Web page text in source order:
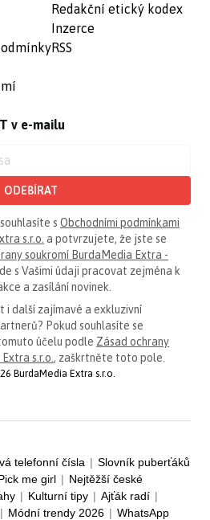
Redakční etický kodex
Inzerce
RSS
v e-mailu
ODEBÍRAT
s Obchodními podmínkami
s.r.o. a potvrzujete, že jste se
soukromí BurdaMedia Extra -
s Vašimi údaji pracovat zejména k
a zasílání novinek.
i další zajímavé a exkluzivní
Pokud souhlasíte se
účelu podle Zásad ochrany
s.r.o. , zaškrtněte toto pole.
BurdaMedia Extra s.r.o.
telefonní čísla | Slovník puberťáků
me girl | Nejtěžší české
| Kulturní tipy | Ajťák radí |
| Módní trendy 2026 | WhatsApp